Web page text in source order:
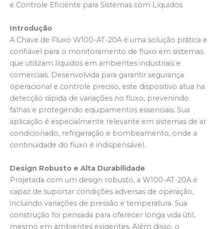
e Controle Eficiente para Sistemas com Líquidos
Introdução
A Chave de Fluxo W100-AT-20A é uma solução prática e
confiável para o monitoramento de fluxo em sistemas
que utilizam líquidos em ambientes industriais e
comerciais. Desenvolvida para garantir segurança
operacional e controle preciso, este dispositivo atua na
detecção rápida de variações no fluxo, prevenindo
falhas e protegendo equipamentos essenciais. Sua
aplicação é especialmente relevante em sistemas de ar
condicionado, refrigeração e bombeamento, onde a
continuidade do fluxo é indispensável.
Design Robusto e Alta Durabilidade
Projetada com um design robusto, a W100-AT-20A é
capaz de suportar condições adversas de operação,
incluindo variações de pressão e temperatura. Sua
construção foi pensada para oferecer longa vida útil,
mesmo em ambientes exigentes. Além disso, o